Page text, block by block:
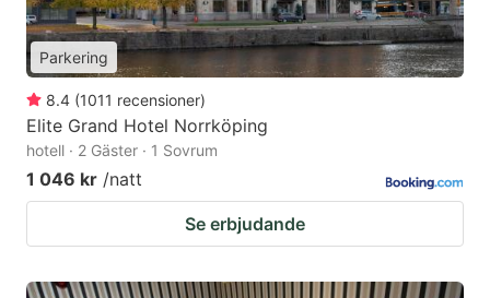
Parkering
8.4 (1011 recensioner)
Elite Grand Hotel Norrköping
hotell · 2 Gäster · 1 Sovrum
1 046 kr /natt
Se erbjudande